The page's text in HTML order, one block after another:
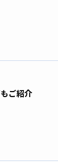
ご紹介